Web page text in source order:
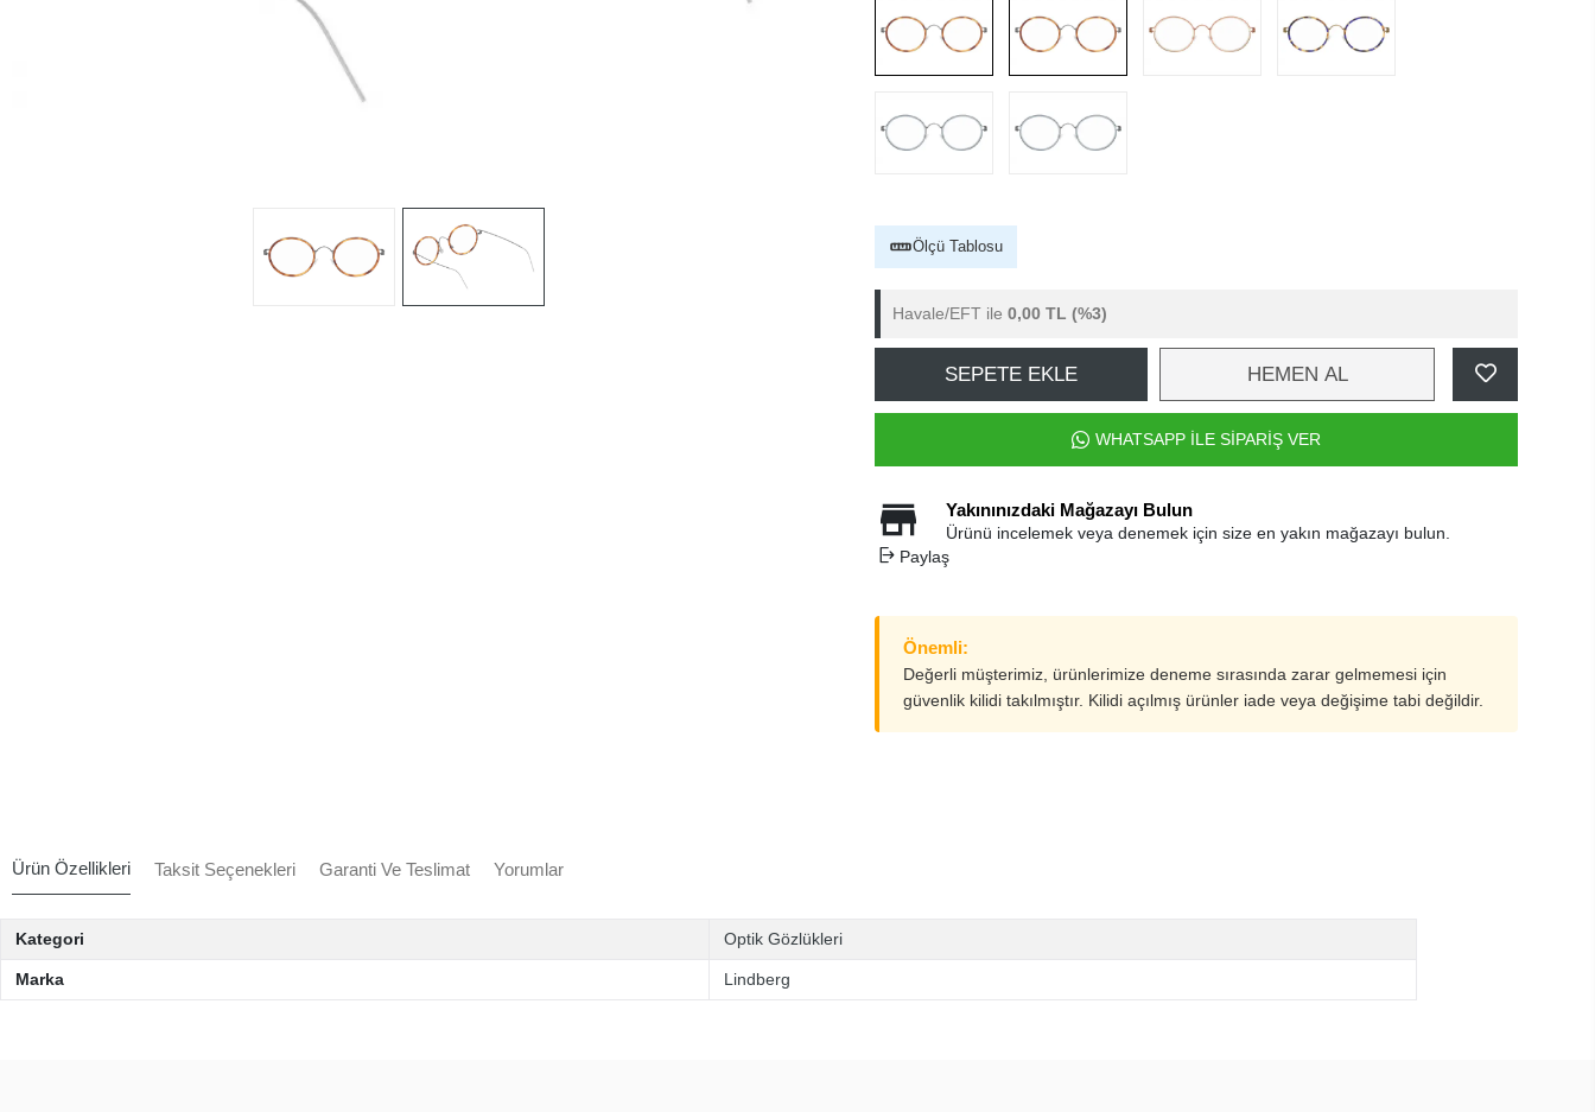
Ölçü Tablosu
Havale/EFT ile 0,00 TL (%3)
SEPETE EKLE HEMEN AL
WHATSAPP İLE SİPARİŞ VER
Yakınınızdaki Mağazayı Bulun
Ürünü incelemek veya denemek için size en yakın mağazayı bulun.
Paylaş
Önemli:
Değerli müşterimiz, ürünlerimize deneme sırasında zarar gelmemesi için
güvenlik kilidi takılmıştır. Kilidi açılmış ürünler iade veya değişime tabi değildir.
Ürün Özellikleri Taksit Seçenekleri Garanti Ve Teslimat Yorumlar
Kategori Optik Gözlükleri
Marka Lindberg